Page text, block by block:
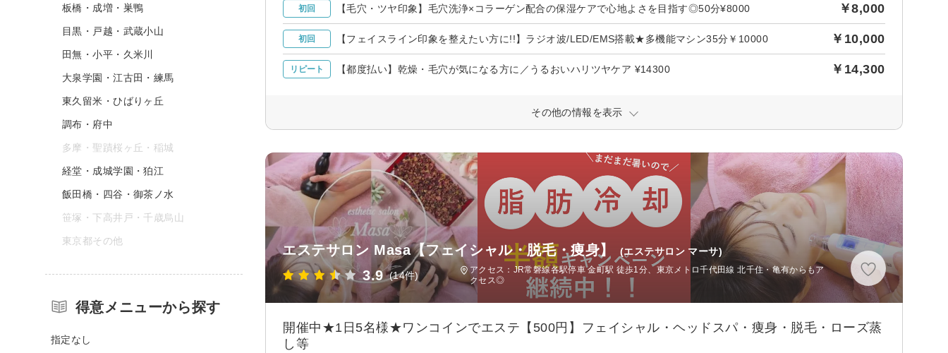
初回 【毛穴・ツヤ印象】毛穴洗浄×コラーゲン配合の保湿ケアで心地よさを目指す◎50分¥8000 ￥8,000
初回 【フェイスライン印象を整えたい方に!!】ラジオ波/LED/EMS搭載★多機能マシン35分￥10000 ￥10,000
リピート 【都度払い】乾燥・毛穴が気になる方に／うるおいハリツヤケア ¥14300 ￥14,300
その他の情報を表示
エステサロン Masa【フェイシャル・脱毛・痩身】 (エステサロン マーサ)
3.9 (14件)
アクセス：JR常磐線各駅停車 金町駅 徒歩1分、東京メトロ千代田線 北千住・亀有からもア
クセス◎
開催中★1日5名様★ワンコインでエステ【500円】フェイシャル・ヘッドスパ・痩身・脱毛・ローズ蒸
し等
板橋・成増・巣鴨
目黒・戸越・武蔵小山
田無・小平・久米川
大泉学園・江古田・練馬
東久留米・ひばりヶ丘
調布・府中
多摩・聖蹟桜ヶ丘・稲城
経堂・成城学園・狛江
飯田橋・四谷・御茶ノ水
笹塚・下高井戸・千歳烏山
東京都その他
得意メニューから探す
指定なし